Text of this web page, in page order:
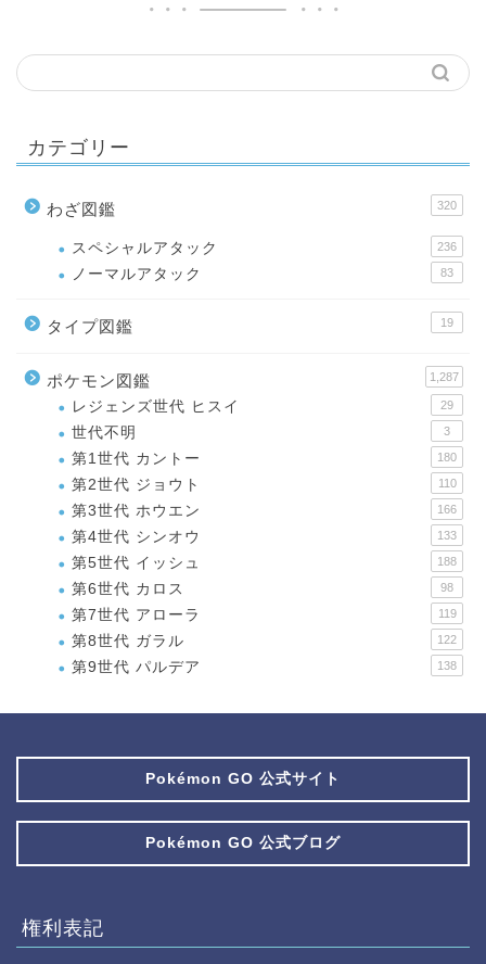
カテゴリー
わざ図鑑 320
スペシャルアタック 236
ノーマルアタック 83
タイプ図鑑 19
ポケモン図鑑 1,287
レジェンズ世代 ヒスイ 29
世代不明 3
第1世代 カントー 180
第2世代 ジョウト 110
第3世代 ホウエン 166
第4世代 シンオウ 133
第5世代 イッシュ 188
第6世代 カロス 98
第7世代 アローラ 119
第8世代 ガラル 122
第9世代 パルデア 138
Pokémon GO 公式サイト
Pokémon GO 公式ブログ
権利表記